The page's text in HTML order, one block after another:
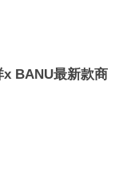
x BANU最新款商